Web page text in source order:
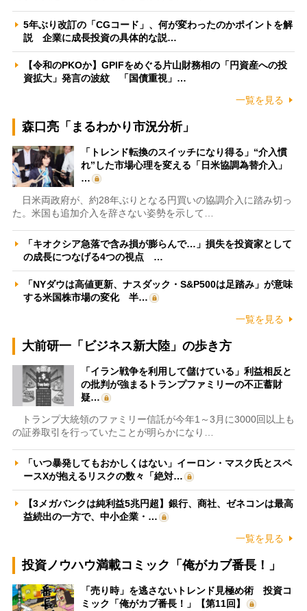
5年ぶり改訂の「CGコード」、何が変わったのかポイントを解
説 企業に成長投資の具体的な説…
【令和のPKOか】GPIFをめぐる片山財務相の「円資産への投
資拡大」発言の波紋 「国債重視」…
一覧を見る
森口亮「まるわかり市況分析」
「トレンド転換のスイッチになり得る」“介入慣
れ”した市場心理を変える「日米協調為替介入」
…
日米両政府が、約28年ぶりとなる円買いの協調介入に踏み切っ
た。米国も追加介入を辞さない姿勢を示して…
「キオクシア急落で含み損が膨らんで…」損失を投資家として
の成長につなげる4つの視点 …
「NYダウは高値更新、ナスダック・S&P500は足踏み」が意味
する米国株市場の変化 半…
一覧を見る
大前研一「ビジネス新大陸」の歩き方
「イラン戦争を利用して儲けている」利益相反と
の批判が強まるトランプファミリーの不正蓄財
疑…
トランプ大統領のファミリー信託が今年1～3月に3000回以上も
の証券取引を行っていたことが明らかになり…
「いつ暴発してもおかしくはない」イーロン・マスク氏とスペ
ースXが抱えるリスクの数々「絶対…
【3メガバンクは純利益5兆円超】銀行、商社、ゼネコンは最高
益続出の一方で、中小企業・…
一覧を見る
投資ノウハウ満載コミック「俺がカブ番長！」
「売り時」を逃さないトレンド見極め術 投資コ
ミック「俺がカブ番長！」【第11回】